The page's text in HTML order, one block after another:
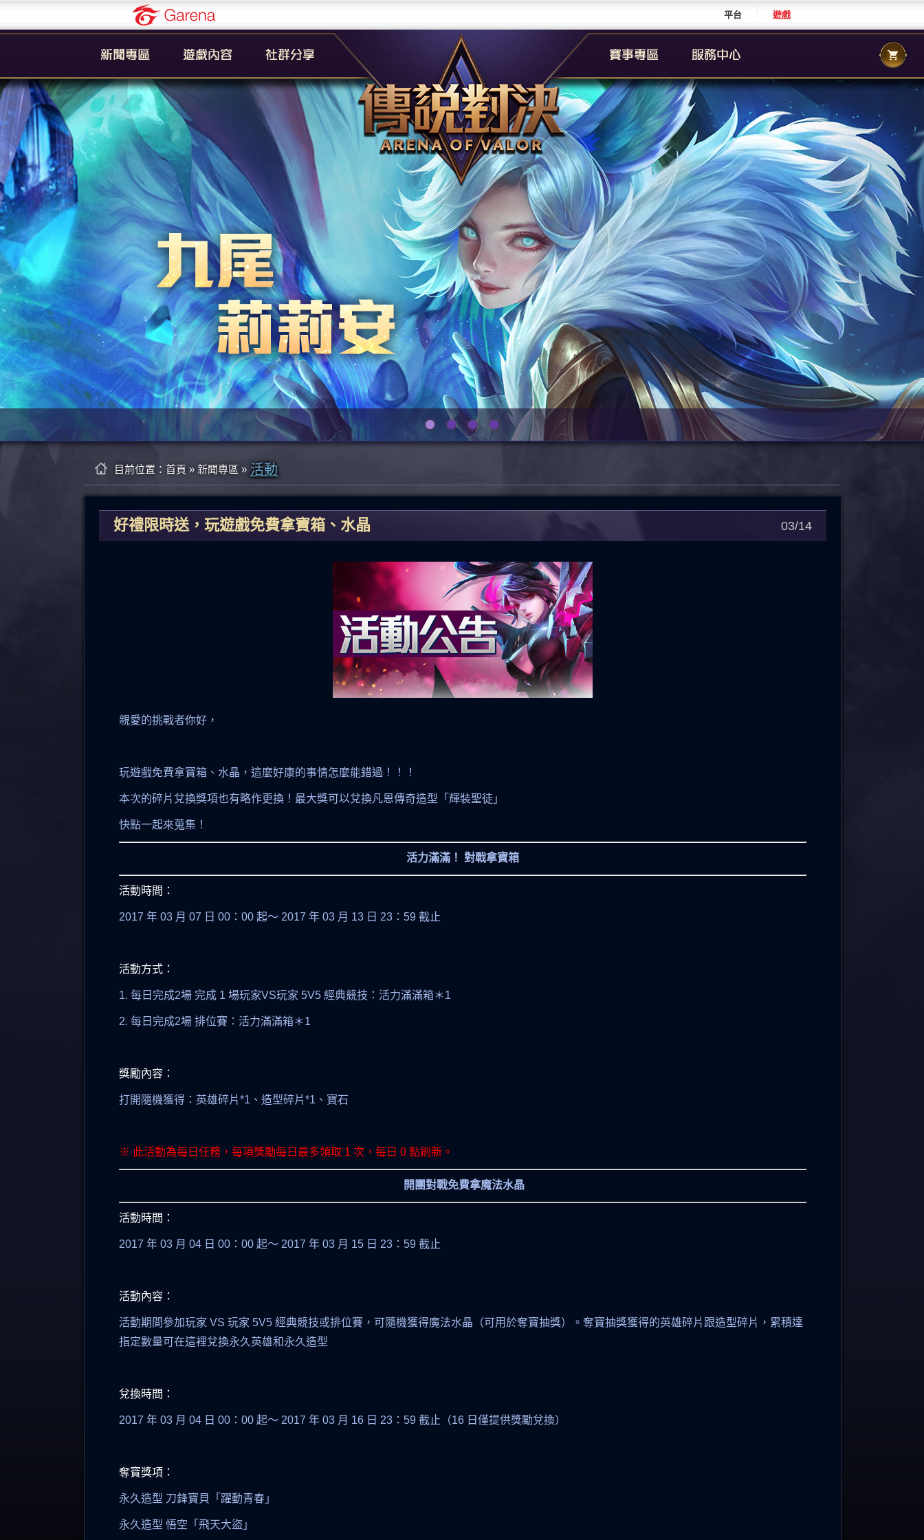
遊戲
平台
公告
活動
系統
賽事
教學
攻略
遊戲簡介
英雄列表
裝備列表
奧義列表
挑戰者技能
官方粉絲團
YouTube
GCS 職業聯賽
傳說城市賽
校園傳說
ACS 校園聯賽
傳說國際賽
社群自辦賽事
目前位置： 首頁 » 新聞專區 » 活動
好禮限時送，玩遊戲免費拿寶箱、水晶 03/14
親愛的挑戰者你好，
玩遊戲免費拿寶箱、水晶，這麼好康的事情怎麼能錯過！！！
本次的碎片兌換獎項也有略作更換！最大獎可以兌換凡恩傳奇造型「輝裝聖徒」
快點一起來蒐集！
活力滿滿！ 對戰拿寶箱
活動時間：
2017 年 03 月 07 日 00：00 起～ 2017 年 03 月 13 日 23：59 截止
活動方式：
1. 每日完成2場 完成 1 場玩家VS玩家 5V5 經典競技：活力滿滿箱＊1
2. 每日完成2場 排位賽：活力滿滿箱＊1
獎勵內容：
打開隨機獲得：英雄碎片*1、造型碎片*1、寶石
※ 此活動為每日任務，每項獎勵每日最多領取 1 次，每日 0 點刷新。
開團對戰免費拿魔法水晶
活動時間：
2017 年 03 月 04 日 00：00 起～ 2017 年 03 月 15 日 23：59 截止
活動內容：
活動期間參加玩家 VS 玩家 5V5 經典競技或排位賽，可隨機獲得魔法水晶（可用於奪寶抽獎）。奪寶抽獎獲得的英雄碎片跟造型碎片，累積達
指定數量可在這裡兌換永久英雄和永久造型
兌換時間：
2017 年 03 月 04 日 00：00 起～ 2017 年 03 月 16 日 23：59 截止（16 日僅提供獎勵兌換）
奪寶獎項：
永久造型 刀鋒寶貝「躍動青春」
永久造型 悟空「飛天大盜」